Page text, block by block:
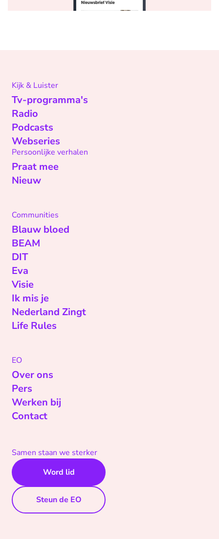
Kijk & Luister
Tv-programma's
Radio
Podcasts
Webseries
Persoonlijke verhalen
Praat mee
Nieuw
Communities
Blauw bloed
BEAM
DIT
Eva
Visie
Ik mis je
Nederland Zingt
Life Rules
EO
Over ons
Pers
Werken bij
Contact
Samen staan we sterker
Word lid
Steun de EO